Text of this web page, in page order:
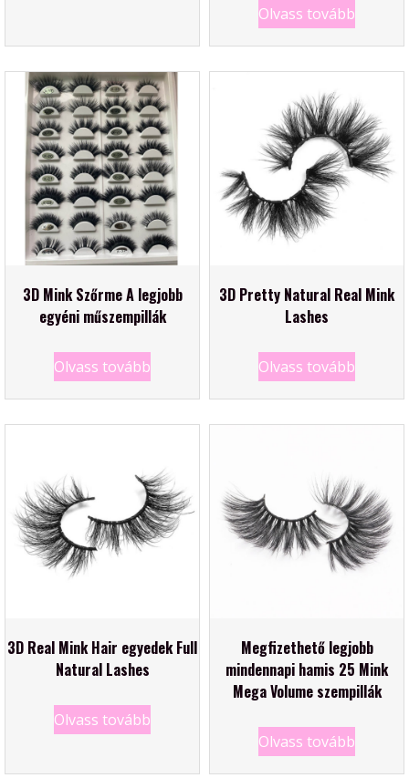
Olvass tovább
3D Mink Szőrme A legjobb
egyéni műszempillák
Olvass tovább
3D Pretty Natural Real Mink
Lashes
Olvass tovább
3D Real Mink Hair egyedek Full
Natural Lashes
Olvass tovább
Megfizethető legjobb
mindennapi hamis 25 Mink
Mega Volume szempillák
Olvass tovább